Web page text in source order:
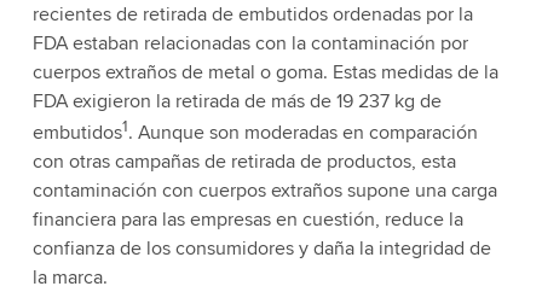
recientes de retirada de embutidos ordenadas por la
FDA estaban relacionadas con la contaminación por
cuerpos extraños de metal o goma. Estas medidas de la
FDA exigieron la retirada de más de 19 237 kg de
embutidos1. Aunque son moderadas en comparación
con otras campañas de retirada de productos, esta
contaminación con cuerpos extraños supone una carga
financiera para las empresas en cuestión, reduce la
confianza de los consumidores y daña la integridad de
la marca.